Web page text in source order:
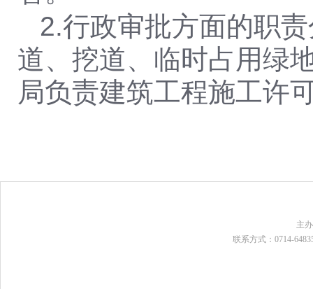
2.行政审批方面的职
道、挖道、临时占用绿
局负责建筑工程施工许
主
联系方式：0714-